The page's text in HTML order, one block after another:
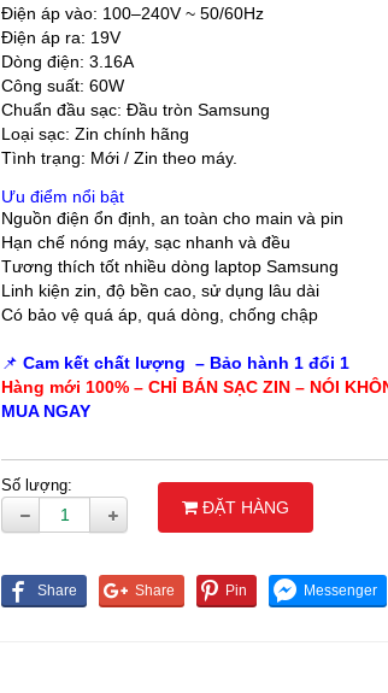
Điện áp vào: 100–240V ~ 50/60Hz
Điện áp ra: 19V
Dòng điện: 3.16A
Công suất: 60W
Chuẩn đầu sạc: Đầu tròn Samsung
Loại sạc: Zin chính hãng
Tình trạng: Mới / Zin theo máy.
Ưu điểm nổi bật
Nguồn điện ổn định, an toàn cho main và pin
Hạn chế nóng máy, sạc nhanh và đều
Tương thích tốt nhiều dòng laptop Samsung
Linh kiện zin, độ bền cao, sử dụng lâu dài
Có bảo vệ quá áp, quá dòng, chống chập
📌Cam kết chất lượng – Bảo hành 1 đổi 1
Hàng mới 100% –CHỈ BÁN SẠC ZIN – NÓI
MUA NGAY
Số lượng:
ĐẶT HÀNG